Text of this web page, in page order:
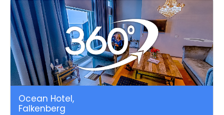
Ocean Hotel,
Falkenberg